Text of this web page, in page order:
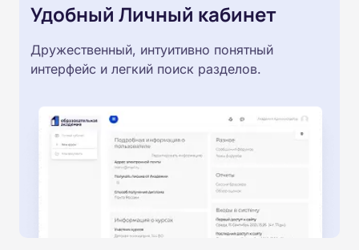
Удобный Личный кабинет
Дружественный, интуитивно понятный
интерфейс и легкий поиск разделов.